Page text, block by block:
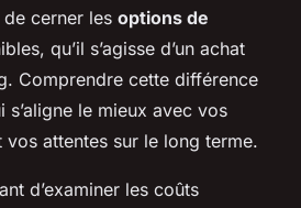
cerner les options de
qu’il s’agisse d’un achat
Comprendre cette différence
le mieux avec vos
vos attentes sur le long terme.
d’examiner les coûts